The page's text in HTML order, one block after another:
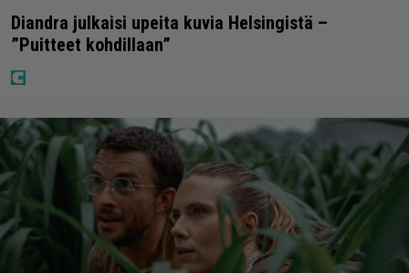
Diandra julkaisi upeita kuvia Helsingistä –
”Puitteet kohdillaan”